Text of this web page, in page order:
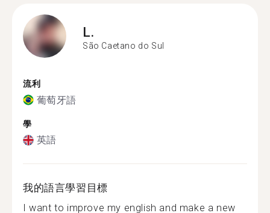
L.
São Caetano do Sul
流利
葡萄牙語
學
英語
我的語言學習目標
I want to improve my english and make a new